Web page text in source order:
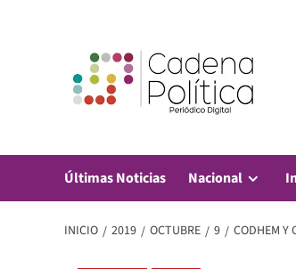
Últimas Noticias Nacional
INICIO 2019 OCTUBRE 9 CODHEM Y